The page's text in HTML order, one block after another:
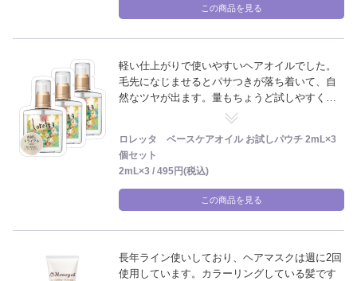
この商品を見る
軽い仕上がりで使いやすいヘアオイルでした。
毛先になじませるとパサつきが落ち着いて、自
然なツヤが出ます。量もちょうど試しやすく、
購入前に使用感を確認できて良かったです。
ロレッタ ベースケアオイル お試しパウチ 2mL×3
個セット
2mL×3 / 495円(税込)
この商品を見る
長年ライン使いしており、ヘアマスクは週に2回
使用しています。カラーリングしている髪です